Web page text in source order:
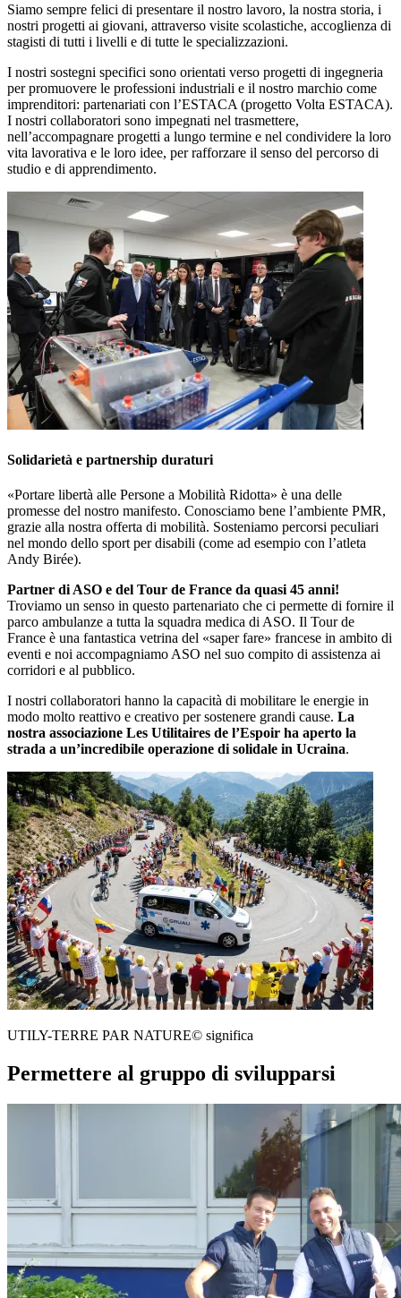
Siamo sempre felici di presentare il nostro lavoro, la nostra storia, i
nostri progetti ai giovani, attraverso visite scolastiche, accoglienza di
stagisti di tutti i livelli e di tutte le specializzazioni.
I nostri sostegni specifici sono orientati verso progetti di ingegneria
per promuovere le professioni industriali e il nostro marchio come
imprenditori: partenariati con l’ESTACA (progetto Volta ESTACA).
I nostri collaboratori sono impegnati nel trasmettere,
nell’accompagnare progetti a lungo termine e nel condividere la loro
vita lavorativa e le loro idee, per rafforzare il senso del percorso di
studio e di apprendimento.
Solidarietà e partnership duraturi
«Portare libertà alle Persone a Mobilità Ridotta» è una delle
promesse del nostro manifesto. Conosciamo bene l’ambiente PMR,
grazie alla nostra offerta di mobilità. Sosteniamo percorsi peculiari
nel mondo dello sport per disabili (come ad esempio con l’atleta
Andy Birée).
Partner di ASO e del Tour de France da quasi 45 anni!
Troviamo un senso in questo partenariato che ci permette di fornire il
parco ambulanze a tutta la squadra medica di ASO. Il Tour de
France è una fantastica vetrina del «saper fare» francese in ambito di
eventi e noi accompagniamo ASO nel suo compito di assistenza ai
corridori e al pubblico.
I nostri collaboratori hanno la capacità di mobilitare le energie in
modo molto reattivo e creativo per sostenere grandi cause. La
nostra associazione Les Utilitaires de l’Espoir ha aperto la
strada a un’incredibile operazione di solidale in Ucraina.
UTILY-TERRE PAR NATURE© significa
Permettere al gruppo di svilupparsi